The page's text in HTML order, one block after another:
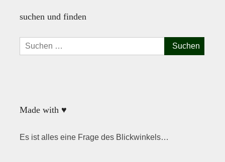
suchen und finden
Suchen
nach:
Made with ♥
Es ist alles eine Frage des Blickwinkels…